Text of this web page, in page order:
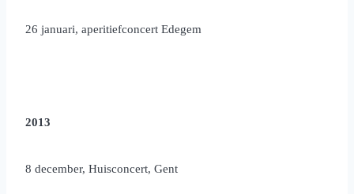
26 januari, aperitiefconcert Edegem
2013
8 december, Huisconcert, Gent